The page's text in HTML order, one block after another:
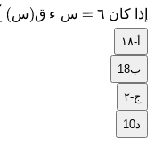
إذا كان
٢
٤
س ق ء س ٦٤- ٢(س)ق ء س = ٦
١٨-
ب18
ج٢-
10